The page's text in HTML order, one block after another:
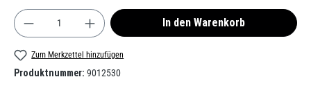
Produkt Anzahl: Gib den gewünschten Wert ein
In den Warenkorb
Zum Merkzettel hinzufügen
Produktnummer: 9012530